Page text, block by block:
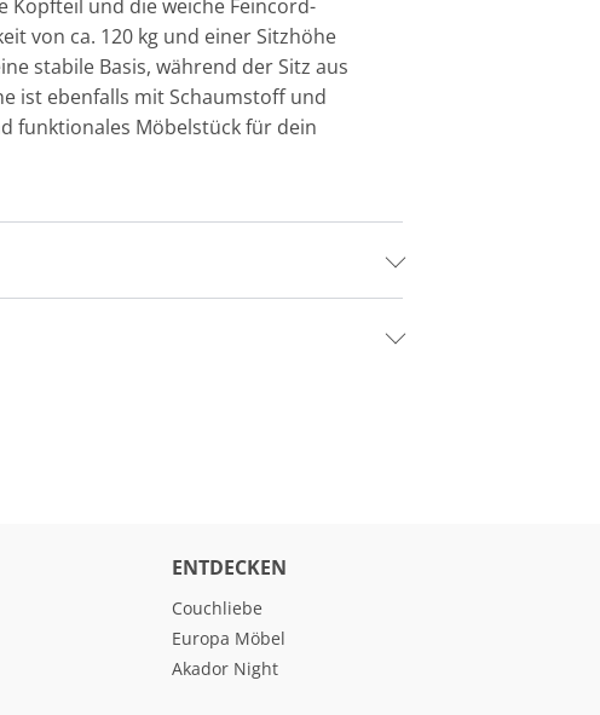
Kopfteil und die weiche Feincord-
von ca. 120 kg und einer Sitzhöhe
stabile Basis, während der Sitz aus
ist ebenfalls mit Schaumstoff und
funktionales Möbelstück für dein
ENTDECKEN
Couchliebe
Europa Möbel
Akador Night